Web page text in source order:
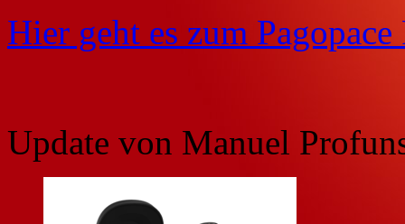
Hier geht es zum
Update von Manuel